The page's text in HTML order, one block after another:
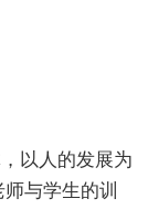
以人的发展为
与学生的训